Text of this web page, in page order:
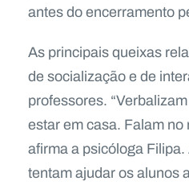
antes do encerramento
As principais queixas
de socialização e de
professores.
estar em casa. Falam no
afirma a psicóloga
tentam ajudar os alunos